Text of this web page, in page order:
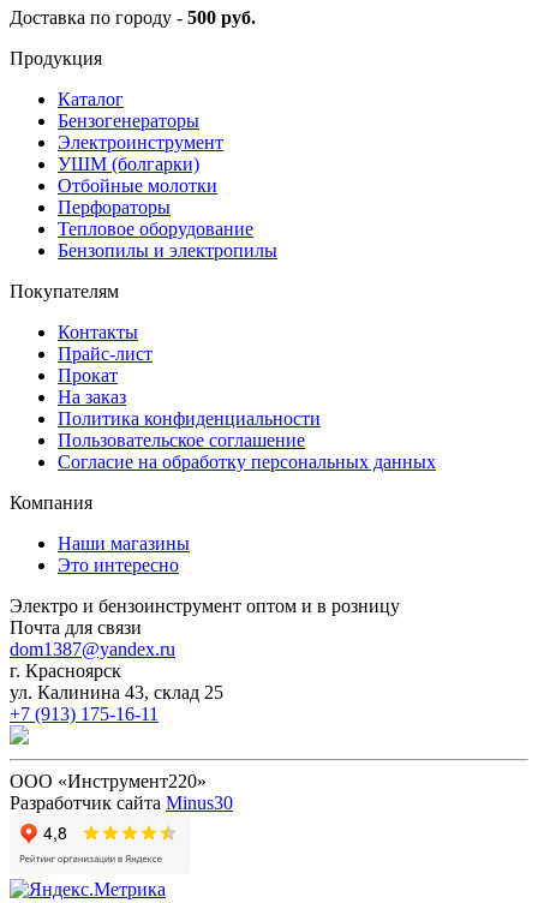
Доставка по городу - 500 руб.
Продукция
Каталог
Бензогенераторы
Электроинструмент
УШМ (болгарки)
Отбойные молотки
Перфораторы
Тепловое оборудование
Бензопилы и электропилы
Покупателям
Контакты
Прайс-лист
Прокат
На заказ
Политика конфиденциальности
Пользовательское соглашение
Согласие на обработку персональных данных
Компания
Наши магазины
Это интересно
Электро и бензоинструмент оптом и в розницу
Почта для связи
dom1387@yandex.ru
г. Красноярск
ул. Калинина 43, склад 25
+7 (913) 175-16-11
ООО «Инструмент220»
Разработчик сайта Minus30